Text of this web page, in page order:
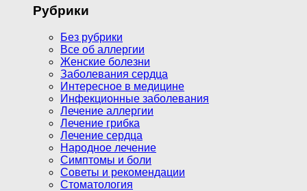
Рубрики
Без рубрики
Все об аллергии
Женские болезни
Заболевания сердца
Интересное в медицине
Инфекционные заболевания
Лечение аллергии
Лечение грибка
Лечение сердца
Народное лечение
Симптомы и боли
Советы и рекомендации
Стоматология